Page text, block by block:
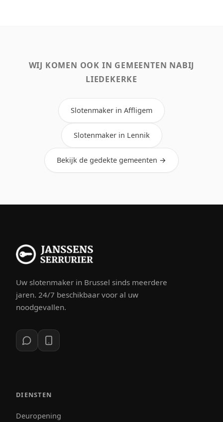
WIJ KOMEN OOK IN GEMEENTEN NABIJ
LIEDEKERKE
Slotenmaker in Affligem
Slotenmaker in Lennik
Bekijk de gedekte gemeenten →
Uw slotenmaker in Brussel sinds meerdere
jaren. 24/7 beschikbaar voor al uw
noodgevallen.
DIENSTEN
Deuropening